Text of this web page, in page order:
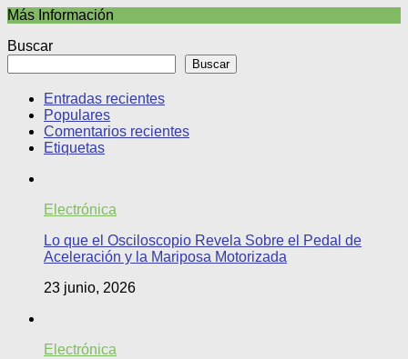
Más Información
Buscar
Buscar
Entradas recientes
Populares
Comentarios recientes
Etiquetas
Electrónica
Lo que el Osciloscopio Revela Sobre el Pedal de
Aceleración y la Mariposa Motorizada
23 junio, 2026
Electrónica